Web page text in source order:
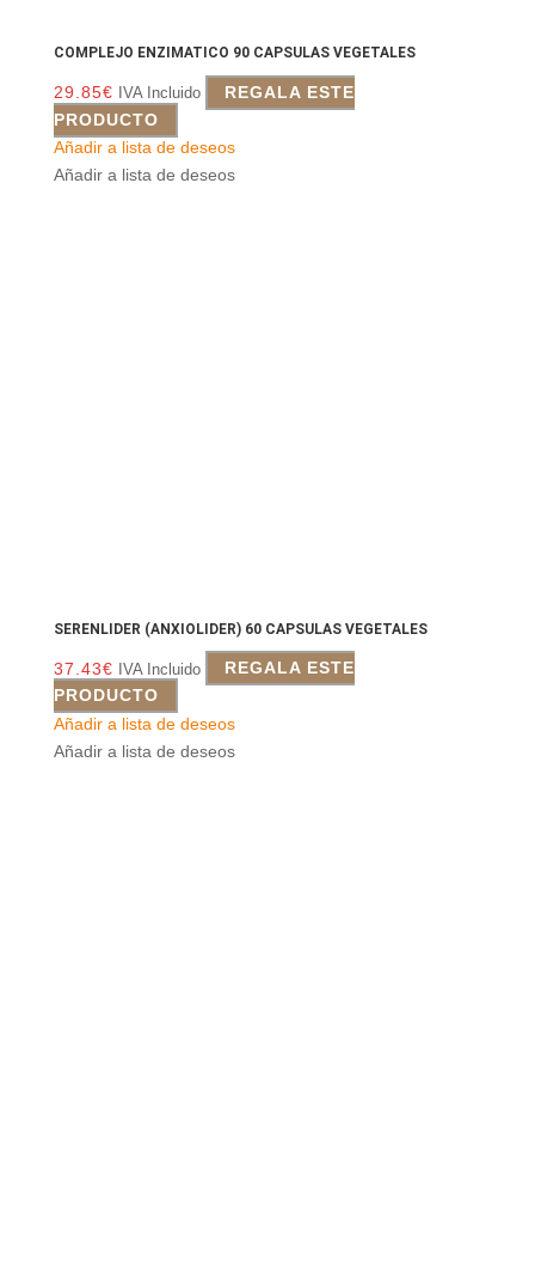
COMPLEJO ENZIMATICO 90 CAPSULAS VEGETALES
29.85€ IVA Incluido
REGALA ESTE
PRODUCTO
Añadir a lista de deseos
Añadir a lista de deseos
SERENLIDER (ANXIOLIDER) 60 CAPSULAS VEGETALES
37.43€ IVA Incluido
REGALA ESTE
PRODUCTO
Añadir a lista de deseos
Añadir a lista de deseos